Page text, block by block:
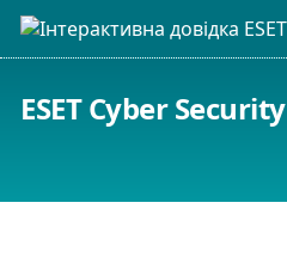
ESET Cyber Security